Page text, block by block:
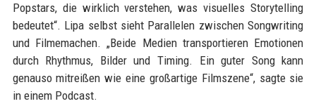
Popstars, die wirklich verstehen, was visuelles Storytelling
bedeutet“. Lipa selbst sieht Parallelen zwischen Songwriting
und Filmemachen. „Beide Medien transportieren Emotionen
durch Rhythmus, Bilder und Timing. Ein guter Song kann
genauso mitreißen wie eine großartige Filmszene“, sagte sie
in einem Podcast.